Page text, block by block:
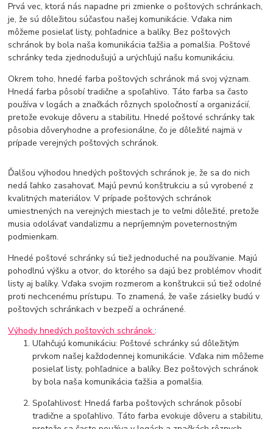
Prvá vec, ktorá nás napadne pri zmienke o poštových schránkach,
je, že sú dôležitou súčasťou našej komunikácie. Vďaka nim
môžeme posielať listy, pohľadnice a balíky. Bez poštových
schránok by bola naša komunikácia ťažšia a pomalšia. Poštové
schránky teda zjednodušujú a urýchľujú našu komunikáciu.
Okrem toho, hnedé farba poštových schránok má svoj význam.
Hnedá farba pôsobí tradične a spoľahlivo. Táto farba sa často
používa v logách a značkách rôznych spoločností a organizácií,
pretože evokuje dôveru a stabilitu. Hnedé poštové schránky tak
pôsobia dôveryhodne a profesionálne, čo je dôležité najmä v
prípade verejných poštových schránok.
Ďalšou výhodou hnedých poštových schránok je, že sa do nich
nedá ľahko zasahovať. Majú pevnú konštrukciu a sú vyrobené z
kvalitných materiálov. V prípade poštových schránok
umiestnených na verejných miestach je to veľmi dôležité, pretože
musia odolávať vandalizmu a nepríjemným poveternostným
podmienkam.
Hnedé poštové schránky sú tiež jednoduché na používanie. Majú
pohodlnú výšku a otvor, do ktorého sa dajú bez problémov vhodiť
listy aj balíky. Vďaka svojim rozmerom a konštrukcii sú tiež odolné
proti nechcenému prístupu. To znamená, že vaše zásielky budú v
poštových schránkach v bezpečí a ochránené.
Výhody hnedých poštových schránok:
Uľahčujú komunikáciu: Poštové schránky sú dôležitým
prvkom našej každodennej komunikácie. Vďaka nim môžeme
posielať listy, pohľadnice a balíky. Bez poštových schránok
by bola naša komunikácia ťažšia a pomalšia.
Spoľahlivosť: Hnedá farba poštových schránok pôsobí
tradične a spoľahlivo. Táto farba evokuje dôveru a stabilitu,